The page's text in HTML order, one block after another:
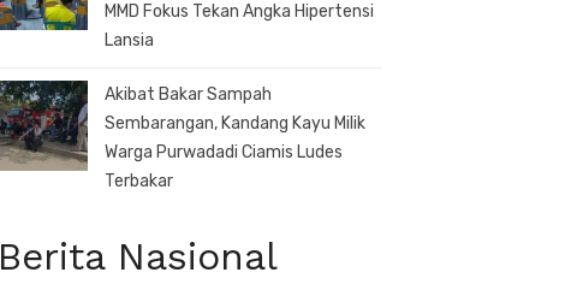
MMD Fokus Tekan Angka Hipertensi
Lansia
Akibat Bakar Sampah
Sembarangan, Kandang Kayu Milik
Warga Purwadadi Ciamis Ludes
Terbakar
Berita Nasional